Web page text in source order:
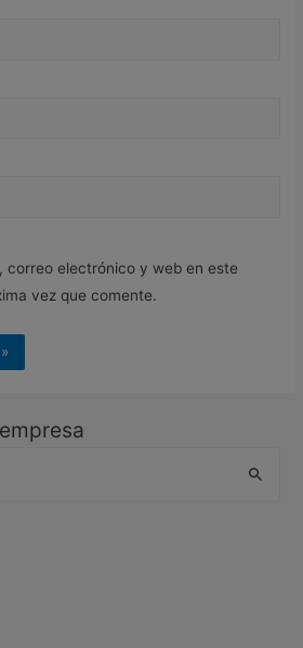
correo electrónico y web en este
vez que comente.